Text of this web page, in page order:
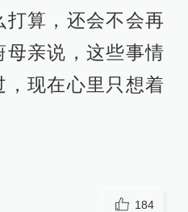
算，还会不会再
亲说，这些事情
现在心里只想着
184